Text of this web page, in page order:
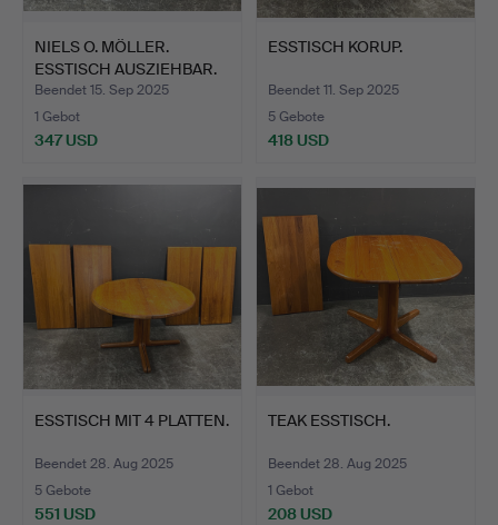
NIELS O. MÖLLER.
ESSTISCH AUSZIEHBAR.
Beendet 15. Sep 2025
1 Gebot
347 USD
ESSTISCH KORUP.
Beendet 11. Sep 2025
5 Gebote
418 USD
ESSTISCH MIT 4 PLATTEN.
Beendet 28. Aug 2025
5 Gebote
551 USD
TEAK ESSTISCH.
Beendet 28. Aug 2025
1 Gebot
208 USD